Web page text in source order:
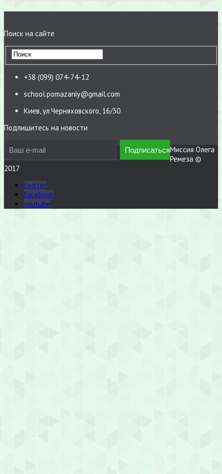
Поиск на сайте
+38 (099) 074-74-12
school.pomazaniy@gmail.com
Киев, ул.Черняховского, 16/30
Подпишитесь на новости
Миссия Олега
Ремеза ©
2017
twitter
facebook
youtube